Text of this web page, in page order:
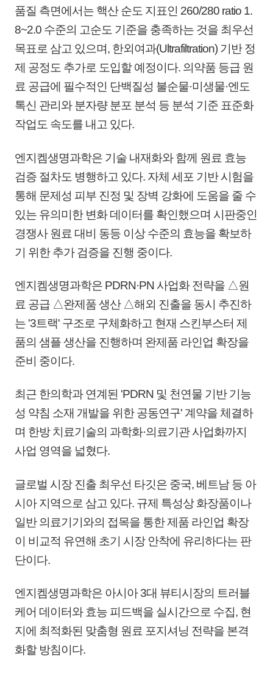
품질 측면에서는 핵산 순도 지표인 260/280 ratio 1.
8~2.0 수준의 고순도 기준을 충족하는 것을 최우선
목표로 삼고 있으며, 한외여과(Ultrafiltration) 기반 정
제 공정도 추가로 도입할 예정이다. 의약품 등급 원
료 공급에 필수적인 단백질성 불순물·미생물·엔도
톡신 관리와 분자량 분포 분석 등 분석 기준 표준화
작업도 속도를 내고 있다.
엔지켐생명과학은 기술 내재화와 함께 원료 효능
검증 절차도 병행하고 있다. 자체 세포 기반 시험을
통해 문제성 피부 진정 및 장벽 강화에 도움을 줄 수
있는 유의미한 변화 데이터를 확인했으며 시판중인
경쟁사 원료 대비 동등 이상 수준의 효능을 확보하
기 위한 추가 검증을 진행 중이다.
엔지켐생명과학은 PDRN·PN 사업화 전략을 △원
료 공급 △완제품 생산 △해외 진출을 동시 추진하
는 '3트랙' 구조로 구체화하고 현재 스킨부스터 제
품의 샘플 생산을 진행하며 완제품 라인업 확장을
준비 중이다.
최근 한의학과 연계된 'PDRN 및 천연물 기반 기능
성 약침 소재 개발을 위한 공동연구' 계약을 체결하
며 한방 치료기술의 과학화·의료기관 사업화까지
사업 영역을 넓혔다.
글로벌 시장 진출 최우선 타깃은 중국, 베트남 등 아
시아 지역으로 삼고 있다. 규제 특성상 화장품이나
일반 의료기기와의 접목을 통한 제품 라인업 확장
이 비교적 유연해 초기 시장 안착에 유리하다는 판
단이다.
엔지켐생명과학은 아시아 3대 뷰티시장의 트러블
케어 데이터와 효능 피드백을 실시간으로 수집, 현
지에 최적화된 맞춤형 원료 포지셔닝 전략을 본격
화할 방침이다.